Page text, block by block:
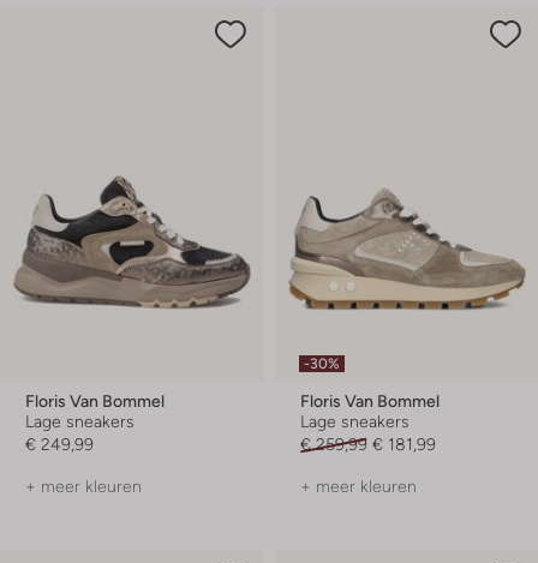
Floris Van Bommel
Lage sneakers
€ 249,99
+ meer kleuren
-30%
Floris Van Bommel
Lage sneakers
€ 259,99 € 181,99
+ meer kleuren